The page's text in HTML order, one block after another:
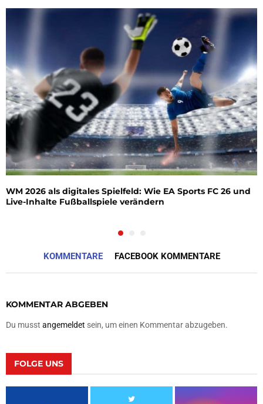
WM 2026 als digitales Spielfeld: Wie EA Sports FC 26 und
Live-Inhalte Fußballspiele verändern
KOMMENTARE FACEBOOK KOMMENTARE
KOMMENTAR ABGEBEN
Du musst angemeldet sein, um einen Kommentar abzugeben.
FOLGE UNS